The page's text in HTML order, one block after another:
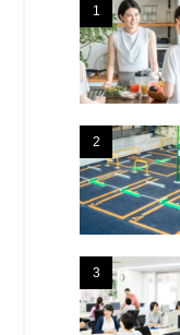
1
2
3
メンズ全身脱毛
中古車リース
妊娠中
安いパーソナルジム
車査定